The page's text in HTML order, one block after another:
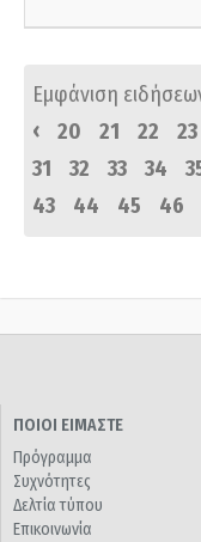
Εμφάνιση
‹
20 21 22 23
31
32 33 34
43
44 45 46
ΠΟΙΟΙ ΕΙΜΑΣΤΕ
Πρόγραμμα
Συχνότητες
Δελτία τύπου
Επικοινωνία